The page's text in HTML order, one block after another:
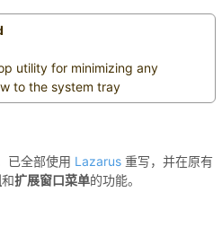
utility for minimizing any
to the system tray
已全部使用 Lazarus 重写，并在原有
和扩展窗口菜单的功能。